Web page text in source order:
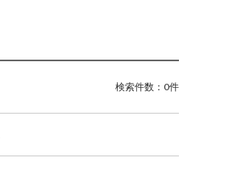
検索件数：0件